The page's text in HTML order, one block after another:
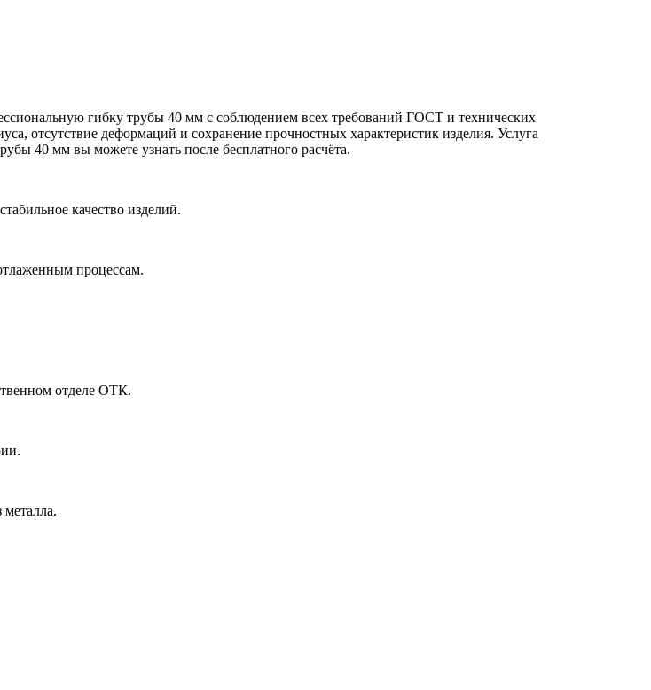
гибку трубы 40 мм с соблюдением всех требований ГОСТ и технических
отсутствие деформаций и сохранение прочностных характеристик изделия. Услуга
40 мм вы можете узнать после бесплатного расчёта.
качество изделий.
процессам.
отделе ОТК.